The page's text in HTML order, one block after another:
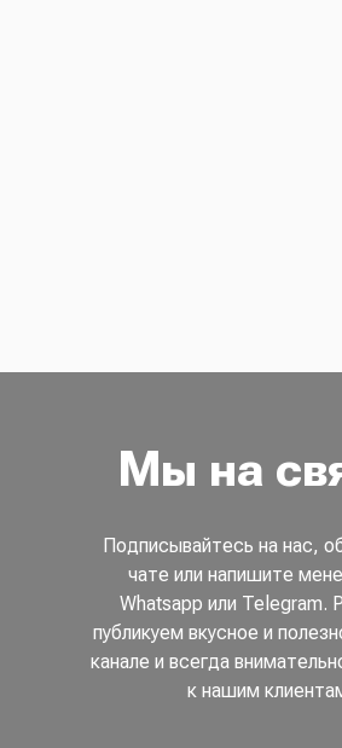
Мы на
Подписывайтесь на нас,
чате или напишите
Whatsapp или Telegram.
публикуем вкусное и
канале и всегда
к нашим